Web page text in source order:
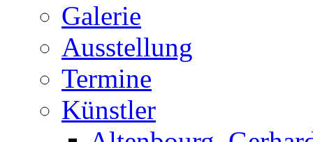
Galerie
Ausstellung
Termine
Künstler